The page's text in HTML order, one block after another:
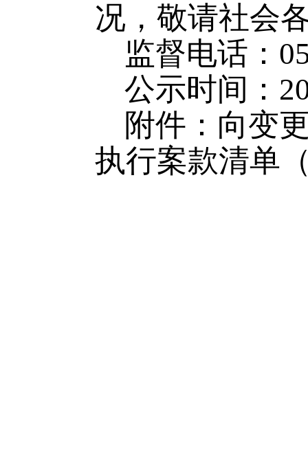
况，敬请社会
监督电话：
公示时间：
附件：向变
执行案款清单